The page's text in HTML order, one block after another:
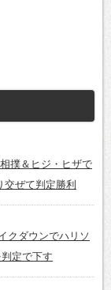
撲＆ヒジ・ヒザで
交ぜて判定勝利
クダウンでハリソ
定で下す